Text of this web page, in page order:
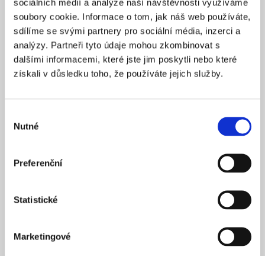
sociálních médií a analýze naší návštěvnosti využíváme
soubory cookie. Informace o tom, jak náš web používáte,
sdílíme se svými partnery pro sociální média, inzerci a
analýzy. Partneři tyto údaje mohou zkombinovat s
dalšími informacemi, které jste jim poskytli nebo které
získali v důsledku toho, že používáte jejich služby.
souhlasu
Nutné
Preferenční
Statistické
Marketingové
ZALOŽENO 2025
CENA OD * 15 900 Kč
REZERVOVAT
KAPITÁL 20 000 Kč
ZALOŽENO 2025
NÁZEV SPOLEČNOSTI